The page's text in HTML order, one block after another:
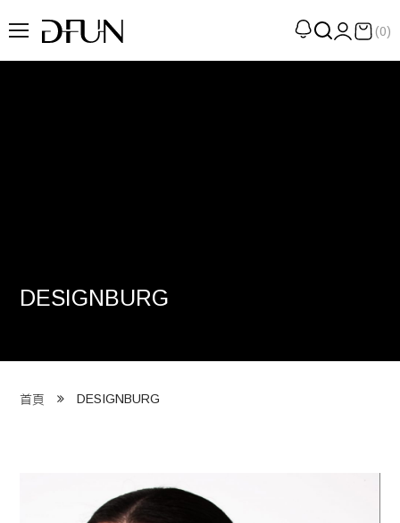
展
們 About DFUN
藏 Cover Archives
(0)
DESIGNBURG
首頁 DESIGNBURG